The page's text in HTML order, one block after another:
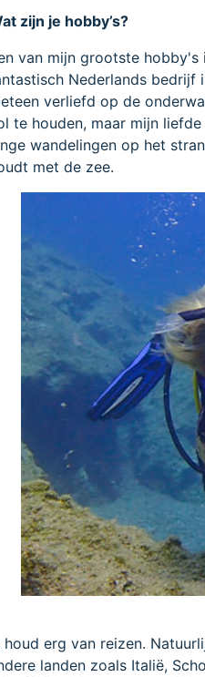
zijn je hobby’s?
van mijn grootste
Nederlands bedrijf
verliefd op de
te houden, maar mijn
wandelingen op het
met de zee.
houd erg van reizen.
landen zoals Italië,